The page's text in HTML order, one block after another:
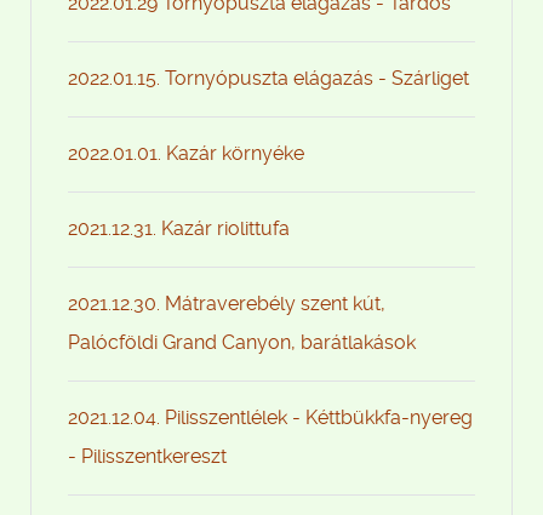
2022.01.15. Tornyópuszta elágazás - Szárliget
2022.01.01. Kazár környéke
2021.12.31. Kazár riolittufa
2021.12.30. Mátraverebély szent kút,
Palócföldi Grand Canyon, barátlakások
2021.12.04. Pilisszentlélek - Kéttbükkfa-nyereg
- Pilisszentkereszt